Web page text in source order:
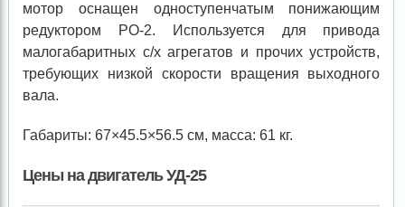
мотор оснащен одноступенчатым понижающим
редуктором РО-2. Используется для привода
малогабаритных с/х агрегатов и прочих устройств,
требующих низкой скорости вращения выходного
вала.
Габариты: 67×45.5×56.5 см, масса: 61 кг.
Цены на двигатель УД-25